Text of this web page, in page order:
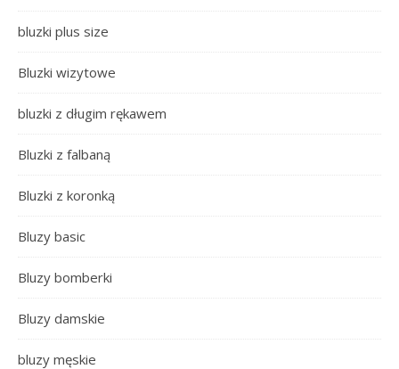
bluzki plus size
Bluzki wizytowe
bluzki z długim rękawem
Bluzki z falbaną
Bluzki z koronką
Bluzy basic
Bluzy bomberki
Bluzy damskie
bluzy męskie